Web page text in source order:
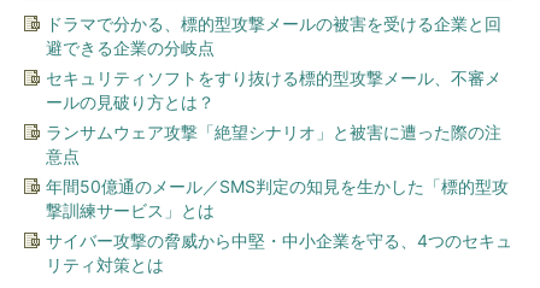
ドラマで分かる、標的型攻撃メールの被害を受ける企業と回
避できる企業の分岐点
セキュリティソフトをすり抜ける標的型攻撃メール、不審メ
ールの見破り方とは？
ランサムウェア攻撃「絶望シナリオ」と被害に遭った際の注
意点
年間50億通のメール／SMS判定の知見を生かした「標的型攻
撃訓練サービス」とは
サイバー攻撃の脅威から中堅・中小企業を守る、4つのセキュ
リティ対策とは